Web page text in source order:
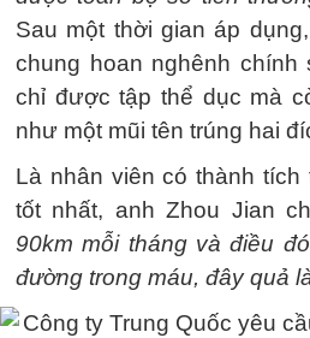
Sau một thời gian áp
chung hoan nghênh chính
chỉ được tập thể dục mà
như một mũi tên trúng hai
Là nhân viên có thành tích
tốt nhất, anh Zhou Jian
90km mỗi tháng và điều
đường trong máu, đây quả